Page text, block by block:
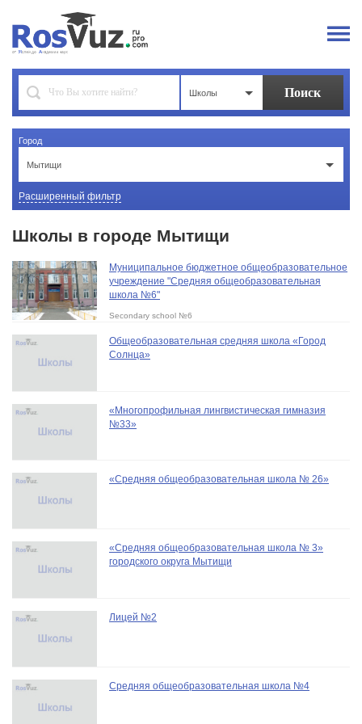
Школы
Город
Мытищи
Расширенный фильтр
Школы в городе Мытищи
Муниципальное бюджетное общеобразовательное
учреждение "Средняя общеобразовательная
школа №6"
Secondary school №6
Общеобразовательная средняя школа «Город
Солнца»
«Многопрофильная лингвистическая гимназия
№33»
«Средняя общеобразовательная школа № 26»
«Средняя общеобразовательная школа № 3»
городского округа Мытищи
Лицей №2
Средняя общеобразовательная школа №4